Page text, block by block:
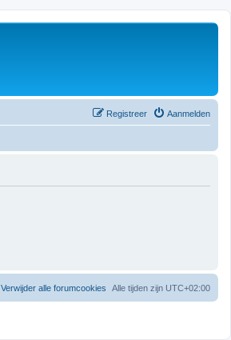
Aanmelden
Registreer
Alle tijden zijn UTC+02:00
Verwijder alle forumcookies